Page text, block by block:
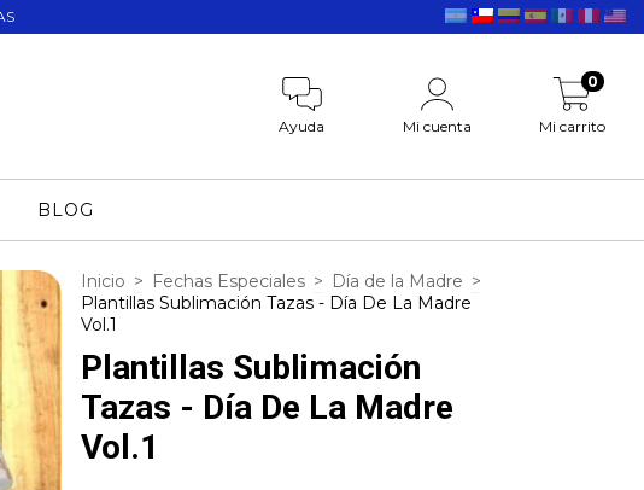
Ayuda Mi cuenta Mi carrito
0
BLOG
Inicio > Fechas Especiales > Día de la Madre >
Plantillas Sublimación Tazas - Día De La Madre
Vol.1
Plantillas Sublimación
Tazas - Día De La Madre
Vol.1